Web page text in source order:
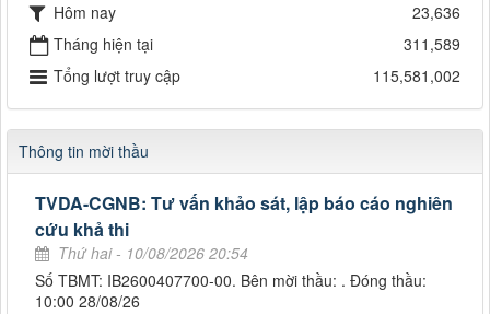
Hôm nay
23,636
Tháng hiện tại
311,589
Tổng lượt truy cập
115,581,002
Thông tin mời thầu
TVDA-CGNB: Tư vấn khảo sát, lập báo cáo nghiên
cứu khả thi
Thứ hai - 10/08/2026 20:54
Số TBMT: IB2600407700-00. Bên mời thầu: . Đóng thầu:
10:00 28/08/26